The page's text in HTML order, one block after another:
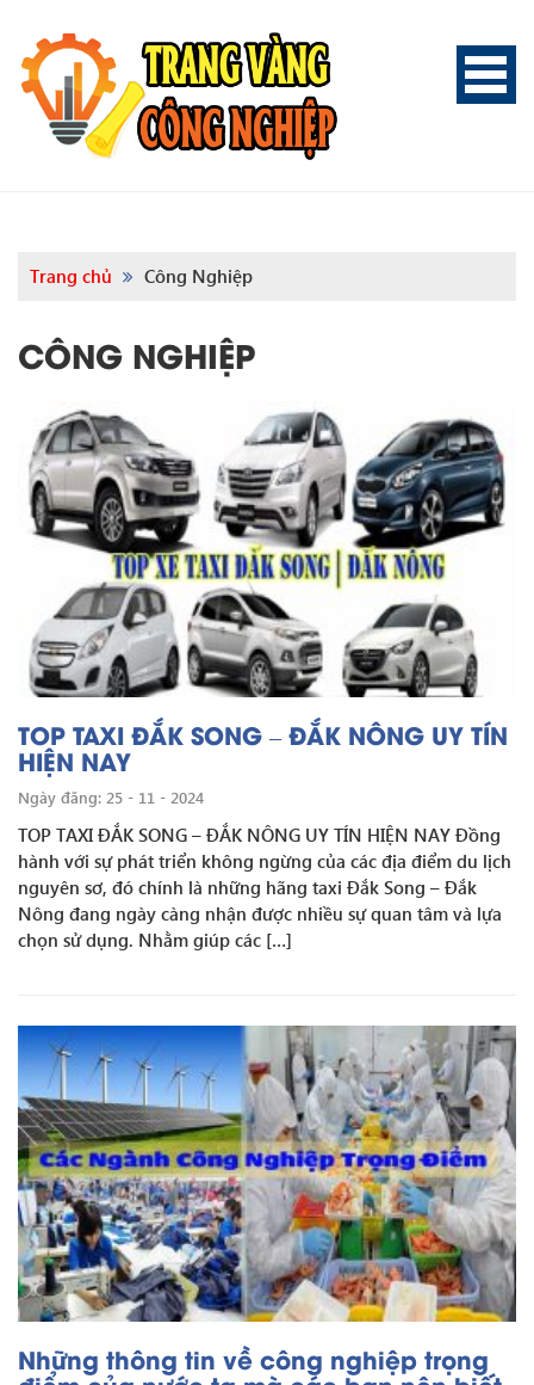
Trang chủ Công Nghiệp
CÔNG NGHIỆP
TOP TAXI ĐẮK SONG – ĐẮK NÔNG UY TÍN
HIỆN NAY
Ngày đăng: 25 - 11 - 2024
TOP TAXI ĐẮK SONG – ĐẮK NÔNG UY TÍN HIỆN NAY Đồng
hành với sự phát triển không ngừng của các địa điểm du lịch
nguyên sơ, đó chính là những hãng taxi Đắk Song – Đắk
Nông đang ngày càng nhận được nhiều sự quan tâm và lựa
chọn sử dụng. Nhằm giúp các […]
Những thông tin về công nghiệp trọng